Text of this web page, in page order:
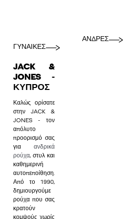
ΓΥΝΑΙΚΕΣ
ΑΝΔΡΕΣ
JACK &
JONES -
ΚΎΠΡΟΣ
Καλώς ορίσατε
στην JACK &
JONES - τον
απόλυτο
προορισμό σας
για ανδρικά
ρούχα, στυλ και
καθημερινή
αυτοπεποίθηση.
Από το 1990,
δημιουργούμε
ρούχα που σας
κρατούν
κομψούς χωρίς